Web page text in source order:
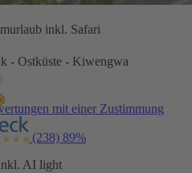
inkl. Safari
- Ostküste - Kiwengwa
mit einer Zustimmung
(238) 89%
AI light